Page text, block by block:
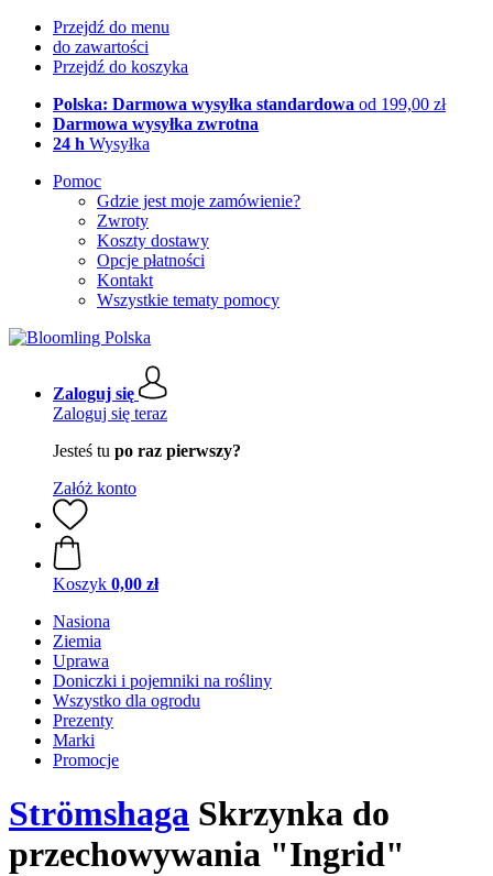
Przejdź do menu
do zawartości
Przejdź do koszyka
Polska: Darmowa wysyłka standardowa od 199,00 zł
Darmowa wysyłka zwrotna
24 h Wysyłka
Pomoc
Gdzie jest moje zamówienie?
Zwroty
Koszty dostawy
Opcje płatności
Kontakt
Wszystkie tematy pomocy
Zaloguj się
Zaloguj się teraz
Jesteś tu po raz pierwszy?
Załóż konto
Koszyk 0,00 zł
Nasiona
Ziemia
Uprawa
Doniczki i pojemniki na rośliny
Wszystko dla ogrodu
Prezenty
Marki
Promocje
Strömshaga Skrzynka do
przechowywania "Ingrid"